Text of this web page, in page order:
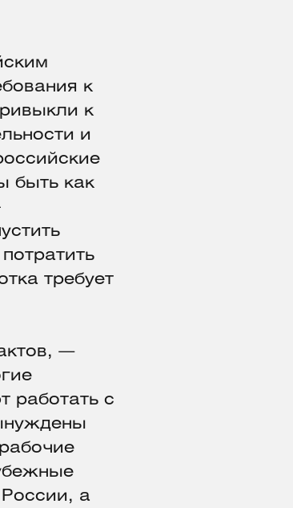
к
к
и
быть как
требует
—
работать с
а